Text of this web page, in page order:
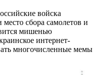
войска
сбора самолетов и
мишенью
интернет-
многочисленные мемы